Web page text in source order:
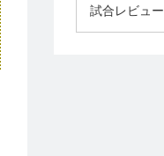
試合レビュー